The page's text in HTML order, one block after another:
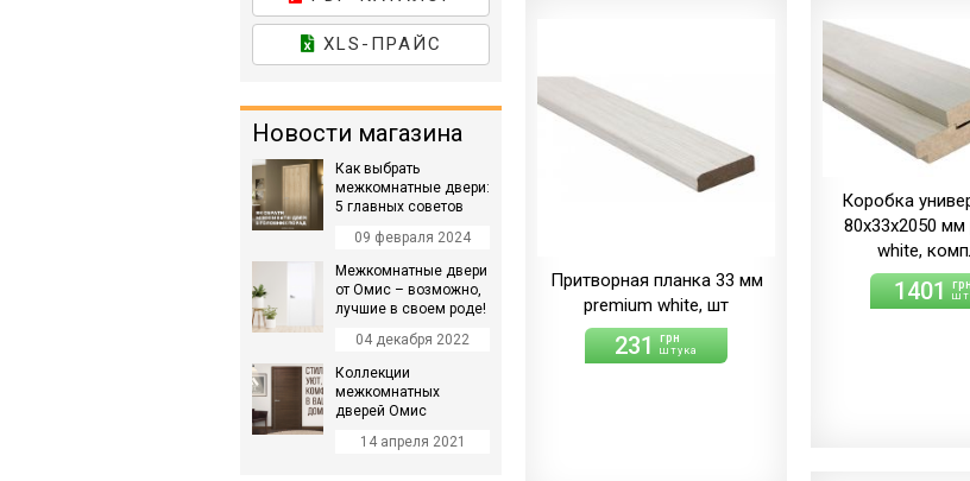
Притворная планка 33 мм
premium white, шт
231 грн
штука
Коробка
80х33х2050
white,
1401 грн
XLS-ПРАЙС
Новости магазина
Как выбрать
межкомнатные двери:
5 главных советов
09 февраля 2024
Межкомнатные двери
от Омис – возможно,
лучшие в своем роде!
04 декабря 2022
Коллекции
межкомнатных
дверей Омис
14 апреля 2021